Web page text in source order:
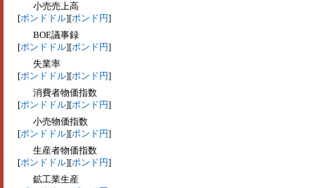
小売売上高
[ポンドドル][ポンド円]
BOE議事録
[ポンドドル][ポンド円]
失業率
[ポンドドル][ポンド円]
消費者物価指数
[ポンドドル][ポンド円]
小売物価指数
[ポンドドル][ポンド円]
生産者物価指数
[ポンドドル][ポンド円]
鉱工業生産